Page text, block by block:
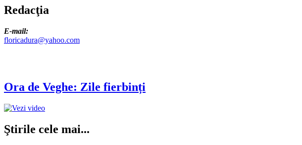
Redacţia
E-mail:
floricadura@yahoo.com
Ora de Veghe: Zile fierbinți
Ştirile cele mai...